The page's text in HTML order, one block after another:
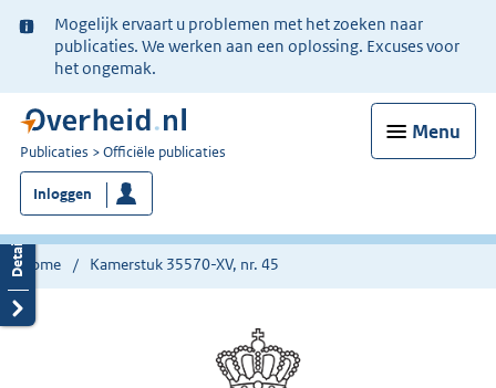
Ter
informatie:
Mogelijk ervaart u problemen met het zoeken naar
publicaties. We werken aan een oplossing. Excuses voor
het ongemak.
Menu
U
bent
nu
hier:
Publicaties Officiële publicaties
Inloggen
Home Kamerstuk 35570-XV, nr. 45